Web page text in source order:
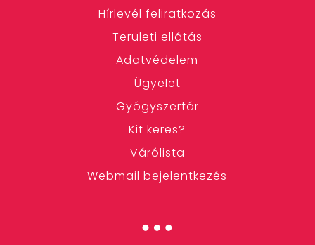
Hírlevél feliratkozás
Területi ellátás
Adatvédelem
Ügyelet
Gyógyszertár
Kit keres?
Várólista
Webmail bejelentkezés
…